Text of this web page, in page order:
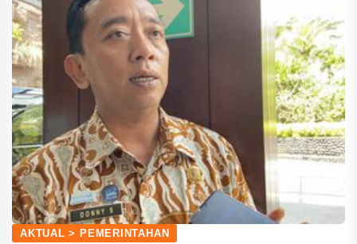
AKTUAL > PEMERINTAHAN